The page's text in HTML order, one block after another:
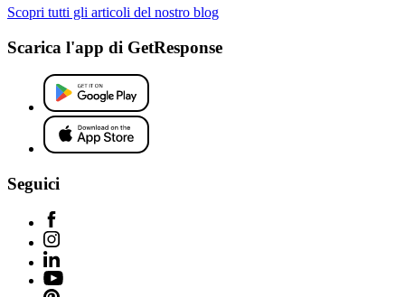
Scopri tutti gli articoli del nostro blog
Scarica l'app di GetResponse
Seguici